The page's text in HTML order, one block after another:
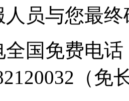
人员与您最
国免费电话
（免